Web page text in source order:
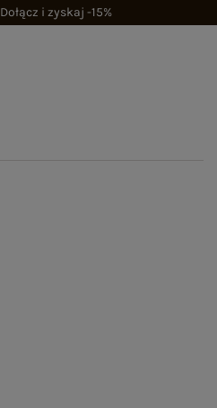
Dołącz i zyskaj -15%